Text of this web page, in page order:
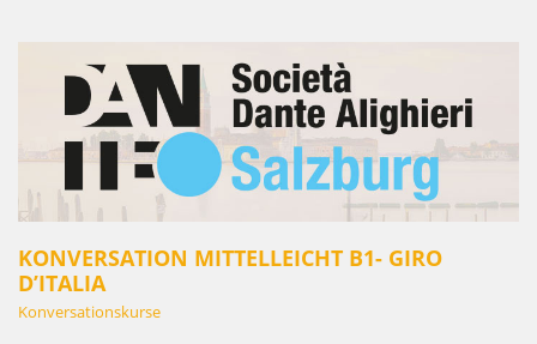
KONVERSATION MITTELLEICHT B1- GIRO
D’ITALIA
Konversationskurse